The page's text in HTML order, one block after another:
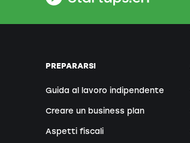
PREPARARSI
Guida al lavoro indipendente
Creare un business plan
Aspetti fiscali